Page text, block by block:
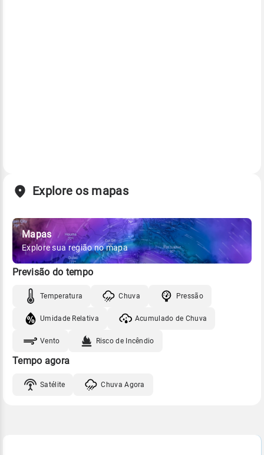
Explore os mapas
Mapas
Explore sua região no mapa
Previsão do tempo
Temperatura Chuva Pressão
Umidade Relativa Acumulado de Chuva
Vento Risco de Incêndio
Tempo agora
Satélite Chuva Agora